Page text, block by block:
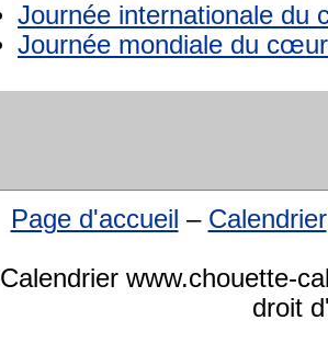
Journée internationale du
Journée mondiale du cœur
Page d'accueil – Calendrier
Calendrier www.chouette-
droit